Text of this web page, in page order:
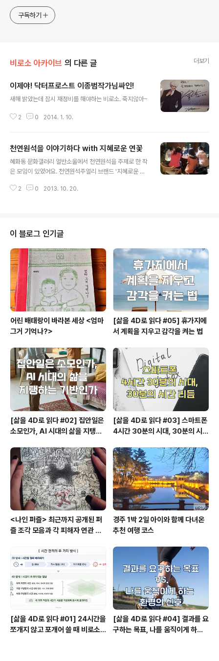
구독하기
비로소 아카이브 의 다른 글 더보기
이제야! 닥터프로스트 이종범작가님싸인!
새해 밝았는데 잠시 재정비를 해야하는 비로소. 죽지않아~
2 0 2014. 1. 10.
천연원석을 이야기하다 with 지혜로운 연꽃
혜화동 문화갤러리 얼반소울에서 천연원석을 주제로 한 작
은 모임이 있었어요. 천연원석주얼리 브랜드 '지혜로운 연
님과 함께 원석과 관련한 아리송한 이야기들을 쉽고 재미
이목을 붙들어 놓아주질 않았답니다. 열정적인 진행에 힘
입어 예정된 시간보다 거의 한시간이나 더 지나 끝이 나면
서 끝까지 원석에 대한 애정을 보여주신 작가님. 그리고 각
자 직접 원석으로 만드는 주얼리를 지니고 돌아가신 여러
참여자 분들 모두 모두 뿌듯하고 의미있는 시간이 되었을
것 같습니다. 이런 좋은 ..
2 0 2013. 10. 20.
이 블로그 인기글
어린 배태랑이 바라본 세상 <엄마
그거 기억나?>
[삶을 4D로 읽다 #05] 휴가지에
서 계획을 지우고 감각을 켜는 법
[삶을 4D로 읽다 #02] 집안일은
소모인가, AI 시대의 삶을 지탱하
[삶을 4D로 읽다 #03] 스마트폰
4시간 30분의 시대, 30분의 시간
<나인 퍼즐> 최근까지 공개된 퍼
즐 조각 모음과 각 피해자 연관 관
경주 1박 2일 아이와 함께 다녀온
추천 여행 코스
[삶을 4D로 읽다 #01] 24시간을
쪼개지 않고 포개어 쓸 때 비로소
[삶을 4D로 읽다 #04] 결과를 요
구하는 목표, 나를 움직이게 하는